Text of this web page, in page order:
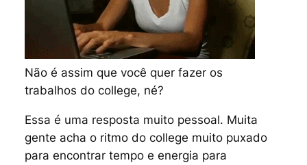
Não é assim que você quer fazer os
trabalhos do college, né?
Essa é uma resposta muito pessoal. Muita
gente acha o ritmo do college muito puxado
para encontrar tempo e energia para